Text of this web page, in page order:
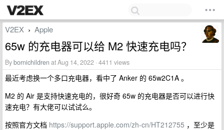
V2EX › Apple
65w 的充电器可以给 M2 快速充电吗？
Bybornichildren at Aug 14, 2022 · 4411 views
最近考虑换一个多口充电器，看中了 Anker 的 65w2C1A 。
M2 的 Air 是支持快速充电的，很好奇 65w 的充电器是否可以进行快
速充电？有大佬可以试试么。
按照官方文档 https://support.apple.com/zh-cn/HT212755 ，至少是